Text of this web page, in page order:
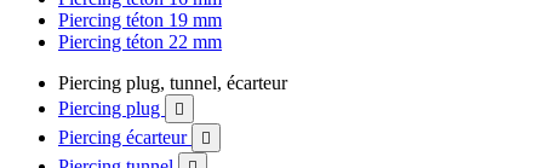
Piercing téton 19 mm
Piercing téton 22 mm
Piercing plug, tunnel, écarteur
Piercing plug

Piercing écarteur 